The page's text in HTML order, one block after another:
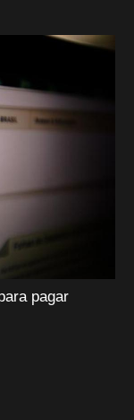
pagar